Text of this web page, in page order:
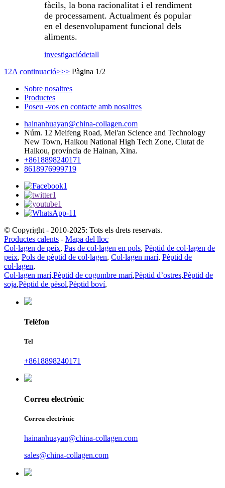
fàcils, la bona racionalitat i el rendiment
de processament. Actualment és popular
en el desenvolupament funcional dels
aliments.
investigaciódetall
1 2A continuació>>> Pàgina 1/2
Sobre nosaltres
Productes
Poseu -vos en contacte amb nosaltres
hainanhuayan@china-collagen.com
Núm. 12 Meifeng Road, Mei'an Science and Technology
New Town, Haikou National High Tech Zone, Ciutat de
Haikou, província de Hainan, Xina.
+8618898240171
8618976999719
© Copyright - 2010-2025: Tots els drets reservats.
Productes calents - Mapa del lloc
Col·lagen de peix, Pas de col·lagen en pols, Pèptid de col·lagen de
peix, Pols de pèptid de col·lagen, Col·lagen marí, Pèptid de
col·lagen,
Col·lagen marí,Pèptid de cogombre marí,Pèptid d’ostres,Pèptid de
soja,Pèptid de pèsol,Pèptid boví,
Telèfon
Tel
+8618898240171
Correu electrònic
Correu electrònic
hainanhuayan@china-collagen.com
sales@china-collagen.com